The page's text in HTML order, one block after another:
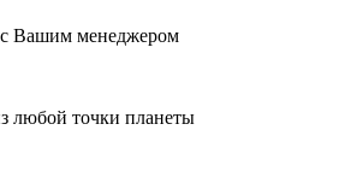
с Вашим менеджером
любой точки планеты